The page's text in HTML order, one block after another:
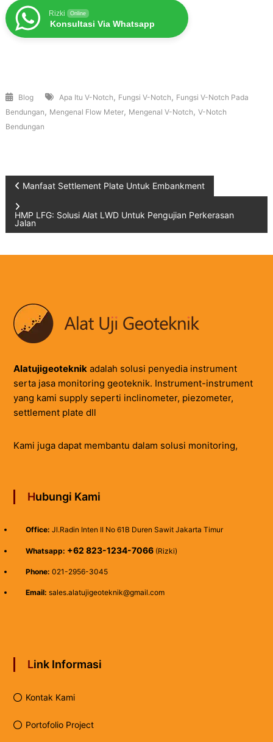
Rizki Online
Konsultasi Via Whatsapp
Blog Apa Itu V-Notch, Fungsi V-Notch, Fungsi V-Notch Pada
Bendungan, Mengenal Flow Meter, Mengenal V-Notch, V-Notch
Bendungan
Post
navigation
Manfaat Settlement Plate Untuk Embankment
HMP LFG: Solusi Alat LWD Untuk Pengujian Perkerasan
Jalan
Alatujigeoteknikadalah solusi penyedia instrument
serta jasa monitoring geoteknik. Instrument-instrument
yang kami supply seperti inclinometer, piezometer,
settlement plate dll
Kami juga dapat membantu dalam solusi monitoring,
Hubungi Kami
Office: Jl.Radin Inten II No 61B Duren Sawit Jakarta Timur
Whatsapp: +62 823-1234-7066(Rizki)
Phone: 021-2956-3045
Email: sales.alatujigeoteknik@gmail.com
Link Informasi
Kontak Kami
Portofolio Project